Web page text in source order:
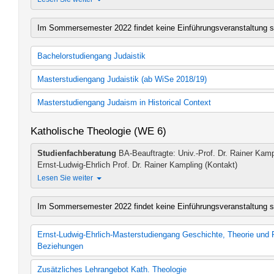
Semitistik (Studienordnung 2018)
Zusätzliches Lehrangebot BA Geschichte und Kultur des
Im Sommersemester 2022 findet keine Einführungsveranstaltung
Bachelorstudiengang Judaistik
60 LP Judaistik
60 LP Judaistik (Studienordnung 2012)
30 LP Hebräische Sprache
30 LP Hebräische Sprache (Studienordnung 2012)
30 LP Jüdische Geschichte (Studienordnung 2012)
B.A. Judaistik
B.A. Judaistik (Studienordnung 2012)
zusätzliches Lehrangebot BA Judaistik
Masterstudiengang Judaistik (ab WiSe 2018/19)
M.A. Judaistik (Studienordnung 2018)
Zusätzliches Lehrangebot MA Judaistik
Masterstudiengang Judaism in Historical Context
Judentum im hellenistisch-römischen und islamisch-christlichen
(Studienordnung 2014)
Modern Judaism and Holocaust Studies (Studienordnung 2009)
Modern Judaism and Holocaust Studies (Studienordnung 2014)
Katholische Theologie (WE 6)
Studienfachberatung BA-Beauftragte: Univ.-Prof. Dr. Rainer
Ernst-Ludwig-Ehrlich Prof. Dr. Rainer Kampling (Kontakt)
Lesen Sie weiter
Im Sommersemester 2022 findet keine Einführungsveranstaltung
Ernst-Ludwig-Ehrlich-Masterstudiengang Geschichte, Theorie
Beziehungen
Geschichte, Theorie und Praxis der Jüdisch-Christlichen-
Zusätzliches Lehrangebot Kath. Theologie